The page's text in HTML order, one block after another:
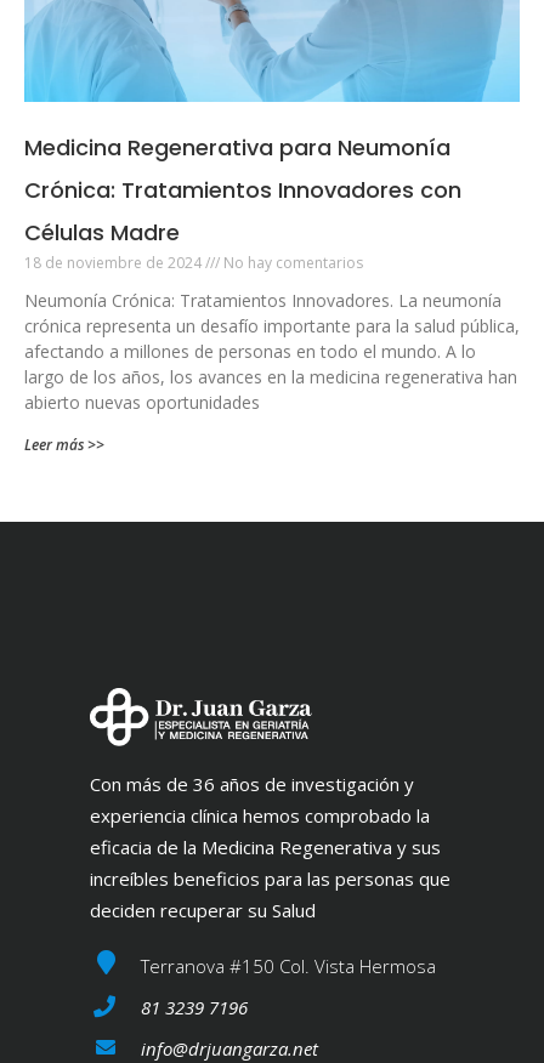
Medicina Regenerativa para Neumonía
Crónica: Tratamientos Innovadores con
Células Madre
18 de noviembre de 2024 No hay comentarios
Neumonía Crónica: Tratamientos Innovadores. La neumonía
crónica representa un desafío importante para la salud pública,
afectando a millones de personas en todo el mundo. A lo
largo de los años, los avances en la medicina regenerativa han
abierto nuevas oportunidades
Leer más >>
Con más de 36 años de investigación y
experiencia clínica hemos comprobado la
eficacia de la Medicina Regenerativa y sus
increíbles beneficios para las personas que
deciden recuperar su Salud
Terranova #150 Col. Vista Hermosa
81 3239 7196
info@drjuangarza.net